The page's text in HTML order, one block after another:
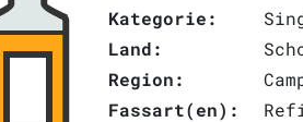
Kategorie:
Land:
Region:
Fassart(en):